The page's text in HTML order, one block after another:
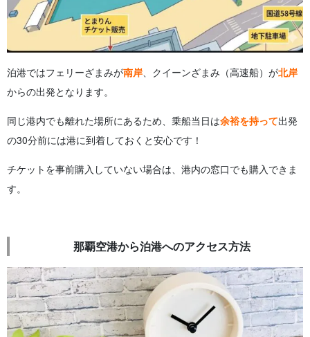
泊港ではフェリーざまみが南岸 、クイーンざまみ（高速船）が北岸
からの出発となります。
同じ港内でも離れた場所にあるため、乗船当日は余裕を持って出発
の30分前には港に到着しておくと安心です！
チケットを事前購入していない場合は、港内の窓口でも購入できま
す。
那覇空港から泊港へのアクセス方法